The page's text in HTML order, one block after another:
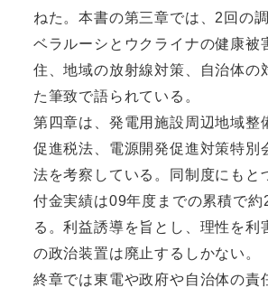
ねた。本書の第三章では、2回の
ベラルーシとウクライナの健康被
住、地域の放射線対策、自治体の
た筆致で語られている。
第四章は、発電用施設周辺地域整
促進税法、電源開発促進対策特別
法を考察している。同制度にもと
付金実績は09年度までの累積で約
る。利益誘導を旨とし、理性を利
の政治装置は廃止するしかない。
終章では東電や政府や自治体の責